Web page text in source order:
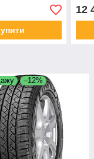
12
–12%